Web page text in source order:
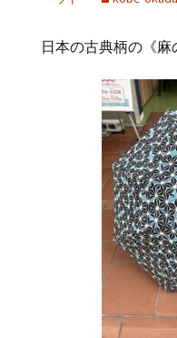
日本の古典柄の《麻